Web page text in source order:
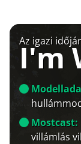
Az igazi
I'm
Mostcast:
villámlás